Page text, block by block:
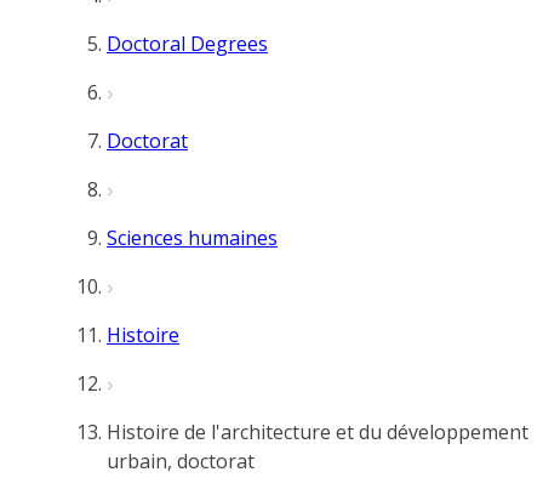
Doctoral Degrees
Doctorat
Sciences humaines
Histoire
Histoire de l'architecture et du développement
urbain, doctorat